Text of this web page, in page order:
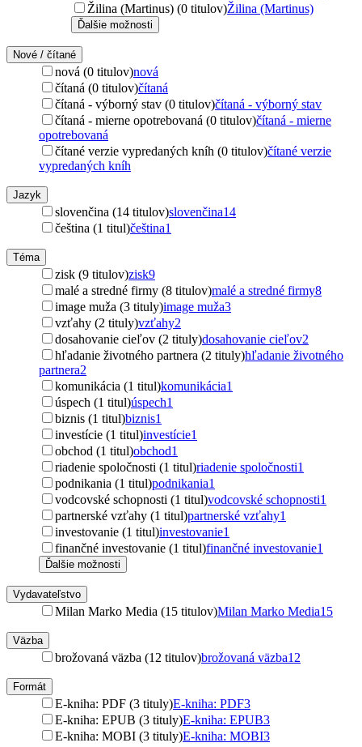
Žilina (Martinus) (0 titulov)Žilina (Martinus)
Ďalšie možnosti
Nové / čítané
nová (0 titulov)nová
čítaná (0 titulov)čítaná
čítaná - výborný stav (0 titulov)čítaná - výborný stav
čítaná - mierne opotrebovaná (0 titulov)čítaná - mierne
opotrebovaná
čítané verzie vypredaných kníh (0 titulov)čítané verzie
vypredaných kníh
Jazyk
slovenčina (14 titulov)slovenčina14
čeština (1 titul)čeština1
Téma
zisk (9 titulov)zisk9
malé a stredné firmy (8 titulov)malé a stredné firmy8
image muža (3 tituly)image muža3
vzťahy (2 tituly)vzťahy2
dosahovanie cieľov (2 tituly)dosahovanie cieľov2
hľadanie životného partnera (2 tituly)hľadanie životného
partnera2
komunikácia (1 titul)komunikácia1
úspech (1 titul)úspech1
biznis (1 titul)biznis1
investície (1 titul)investície1
obchod (1 titul)obchod1
riadenie spoločnosti (1 titul)riadenie spoločnosti1
podnikania (1 titul)podnikania1
vodcovské schopnosti (1 titul)vodcovské schopnosti1
partnerské vzťahy (1 titul)partnerské vzťahy1
investovanie (1 titul)investovanie1
finančné investovanie (1 titul)finančné investovanie1
Ďalšie možnosti
Vydavateľstvo
Milan Marko Media (15 titulov)Milan Marko Media15
Väzba
brožovaná väzba (12 titulov)brožovaná väzba12
Formát
E-kniha: PDF (3 tituly)E-kniha: PDF3
E-kniha: EPUB (3 tituly)E-kniha: EPUB3
E-kniha: MOBI (3 tituly)E-kniha: MOBI3